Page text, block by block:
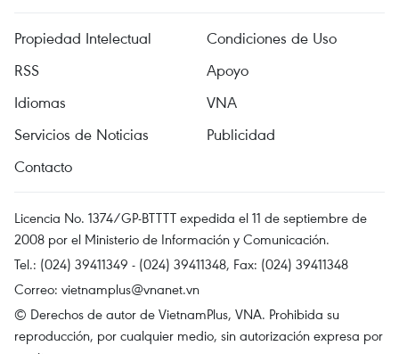
Propiedad Intelectual
Condiciones de Uso
RSS
Apoyo
Idiomas
VNA
Servicios de Noticias
Publicidad
Contacto
Licencia No. 1374/GP-BTTTT expedida el 11 de septiembre de
2008 por el Ministerio de Información y Comunicación.
Tel.: (024) 39411349 - (024) 39411348, Fax: (024) 39411348
Correo: vietnamplus@vnanet.vn
© Derechos de autor de VietnamPlus, VNA. Prohibida su
reproducción, por cualquier medio, sin autorización expresa por